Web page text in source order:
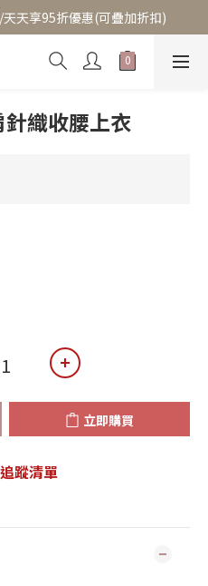
折(部分商品除外)
天享95折優惠(可疊加折扣)
折(部分商品除外)
織收腰上衣
立即購買
蹤清單